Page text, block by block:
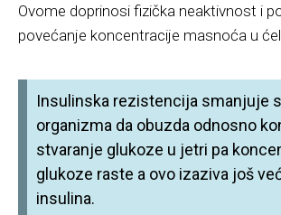
Ovome doprinosi fizička neaktivnost i
povećanje koncentracije masnoća u
Insulinska rezistencija smanjuje
organizma da obuzda odnosno
stvaranje glukoze u jetri pa
glukoze raste a ovo izaziva još
insulina.